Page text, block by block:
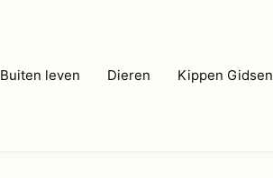
Buiten leven Dieren Kippen Gidsen